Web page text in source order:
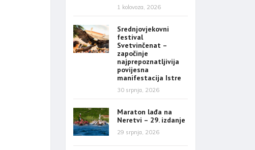
1 kolovoza, 2026
Srednjovjekovni
festival
Svetvinčenat –
započinje
najprepoznatljivija
povijesna
manifestacija Istre
30 srpnja, 2026
Maraton lađa na
Neretvi – 29. izdanje
29 srpnja, 2026